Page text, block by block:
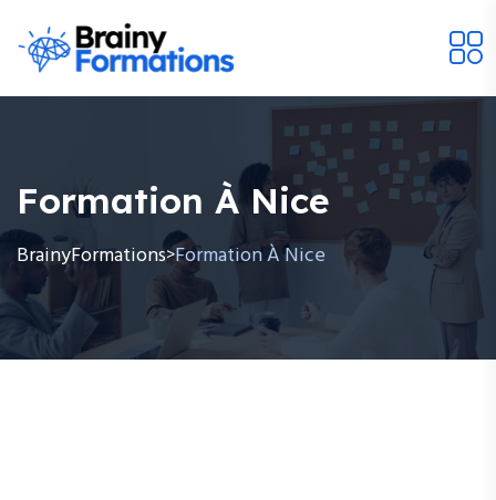
Formation À Nice
BrainyFormations>Formation À Nice